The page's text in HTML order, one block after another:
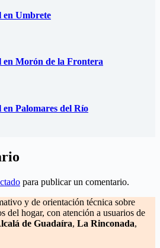
en Umbrete
en Morón de la Frontera
Palomares del Río
para publicar un comentario.
y de orientación técnica sobre
del hogar, con atención a usuarios de
de Guadaíra, La Rinconada,